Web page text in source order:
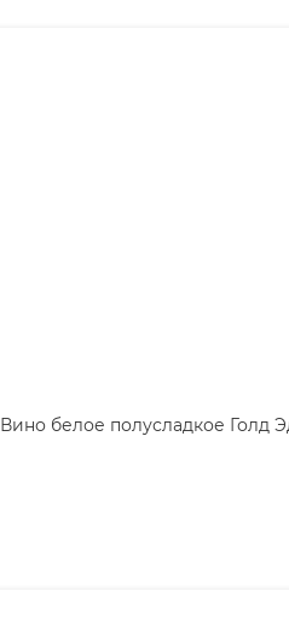
Вино белое полусладкое Голд